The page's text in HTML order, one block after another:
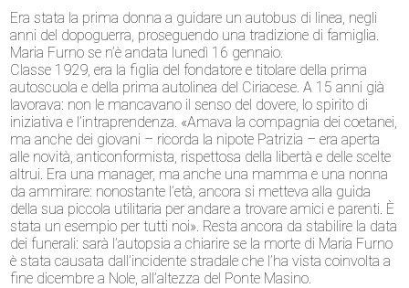
Era stata la prima donna a guidare un autobus di linea, negli
anni del dopoguerra, proseguendo una tradizione di famiglia.
Maria Furno se n’è andata lunedì 16 gennaio.
Classe 1929, era la figlia del fondatore e titolare della prima
autoscuola e della prima autolinea del Ciriacese. A 15 anni già
lavorava: non le mancavano il senso del dovere, lo spirito di
iniziativa e l’intraprendenza. «Amava la compagnia dei coetanei,
ma anche dei giovani – ricorda la nipote Patrizia – era aperta
alle novità, anticonformista, rispettosa della libertà e delle scelte
altrui. Era una manager, ma anche una mamma e una nonna
da ammirare: nonostante l’età, ancora si metteva alla guida
della sua piccola utilitaria per andare a trovare amici e parenti. È
stata un esempio per tutti noi». Resta ancora da stabilire la data
dei funerali: sarà l’autopsia a chiarire se la morte di Maria Furno
è stata causata dall’incidente stradale che l’ha vista coinvolta a
fine dicembre a Nole, all’altezza del Ponte Masino.